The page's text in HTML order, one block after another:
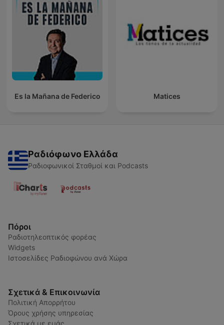
Es la Mañana de Federico Matices
Ραδιόφωνο Ελλάδα
Ραδιοφωνικοί Σταθμοί και Podcasts
Πόροι
Ραδιοτηλεοπτικός φορέας
Widgets
Ιστοσελίδες Ραδιοφώνου ανά Χώρα
Σχετικά & Επικοινωνία
Πολιτική Απορρήτου
Όρους χρήσης υπηρεσίας